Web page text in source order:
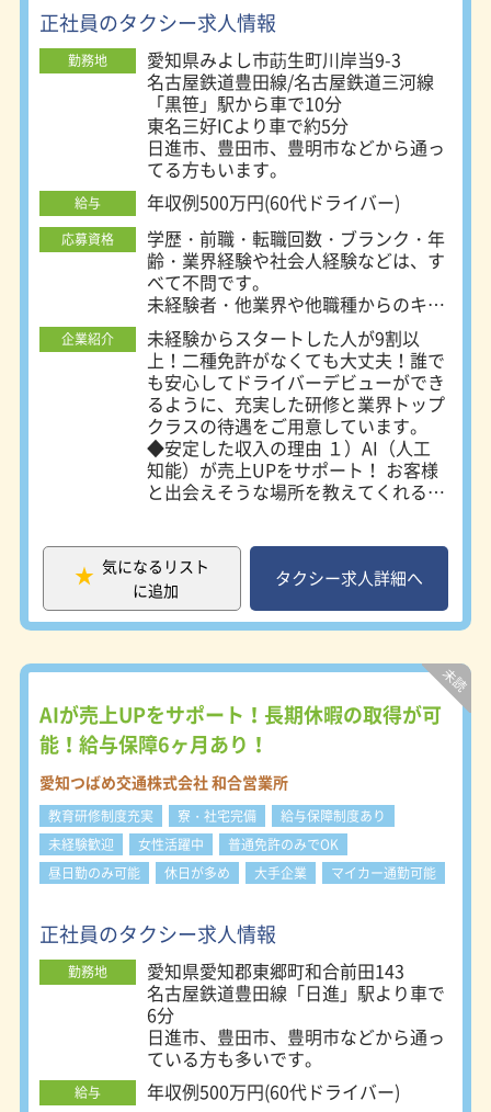
間、公休日、賃金、勤務地が異なりま
す。 ご自身の希望に合った勤務スタ
イル、勤務地を選択して下さい。 ・
隔日勤務 基本的な勤務スタイルで
す。 一回の勤務時間は長くなるもの
の、その分非番と公休が多く、しっか
り稼いでしっかり休めます。 メリハ
リを持って働きたい方に人気です。
・夜勤務（18日制） 高収入が望める
勤務スタイル。シフト制です。 ・夜
勤務（22日制） 稼げる時間帯、曜日
に勤務を固定した勤務スタイルです。
（日・月休み） ・昼勤務 朝から夕方
までの勤務。休みは月6～9日。タク
シー未経験の方におすすめです。 ＜
勤務地について＞ 名鉄タクシーは、
名古屋市内に6ヶ所の営業所を置いて
います。 ご自身が希望する勤務地が
選択できます。 ・名鉄交通第一株式
会社 所在地：名古屋市瑞穂区浮島町
5-1 ・名鉄交通第二株式会社 所在地：
名古屋市瑞穂区浮島町5-1 ・名鉄交通
第三株式会社 所在地：名古屋市中川
会社 所在地：名古屋市西区あし原町
154 ・愛電交通株式会社 所在地：名
古屋市昭和区鶴舞2-7-9 ・名鉄名古屋
タクシー株式会社 所在地：名古屋市
中川区万場2-230 ※各営業所により若
社説明会、又は面接時にお伝えしま
則名鉄交通第一、又は名鉄交通第二で
のご案内になります。
正社員のタクシー求人情報
勤務地
愛知県みよし市莇生町川岸当9-3
名古屋鉄道豊田線/名古屋鉄道三河線
「黒笹」駅から車で10分
東名三好ICより車で約5分
日進市、豊田市、豊明市などから通っ
てる方もいます。
給与 年収例500万円(60代ドライバー)
応募資格
学歴・前職・転職回数・ブランク・年
齢・業界経験や社会人経験などは、す
べて不問です。
未経験者・他業界や他職種からのキャ
リアチェンジ希望者、歓迎します！
40代、50代、60代のミドル・シニア
の方や女性ドライバーも活躍中！
資格：普通自動車免許(AT限定もOK)
企業紹介
未経験からスタートした人が9割以
上！二種免許がなくても大丈夫！誰で
も安心してドライバーデビューができ
るように、充実した研修と業界トップ
クラスの待遇をご用意しています。
◆安定した収入の理由 １）AI（人工
知能）が売上UPをサポート！ お客様
と出会えそうな場所を教えてくれる
ることがありません ２）トップクラ
スの受注配車で売上を確保！ つばめ
タクシーには1日平均6000回の受注配
車があり、待機営業はもちろん、流し
車が入ります。 ３）月給24万円の保
障給制度！ 入社後6ヶ月間は月給24万
円を保障。安定した収入を確保しなが
ら、じっくり仕事のコツや売上UPの
コツを掴むことができます。 ◆働き
方 ・つばめグループ保育園を完備！
子育てしながら働ける ・昼間だけの
勤務や扶養内のパート勤務が可能 ・1
ヶ月間海外旅行へ…など、長期休暇の
取得が可能 ・勤務時間、勤務形態、
営業スタイルが選択できる ◆働く環
した車内装備で安全を確保 ・生活を
快適にする寮・食堂・お風呂を完備
・営業支援ツール「次世代配車システ
ム」を導入 ・集客力を高める配車注
文アプリをいち早く開発
気になるリスト
に追加
タクシー求人詳細へ
AIが売上UPをサポート！長期休暇の取得が可
能！給与保障6ヶ月あり！
愛知つばめ交通株式会社 和合営業所
教育研修制度充実 寮・社宅完備
給与保障制度あり
未経験歓迎
女性活躍中
普通免許のみでOK
昼日勤のみ可能
休日が多め 大手企業 マイカー通勤可能
正社員のタクシー求人情報
勤務地
愛知県愛知郡東郷町和合前田143
名古屋鉄道豊田線「日進」駅より車で
6分
日進市、豊田市、豊明市などから通っ
ている方も多いです。
給与 年収例500万円(60代ドライバー)